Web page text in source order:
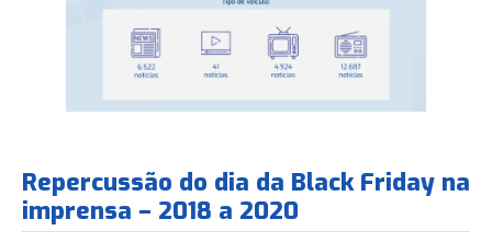
Repercussão do dia da Black Friday na
imprensa – 2018 a 2020